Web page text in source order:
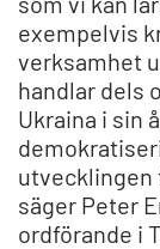
exempelvis
verksamhet
handlar dels
Ukraina i sin
utvecklingen
säger Peter
ordförande i